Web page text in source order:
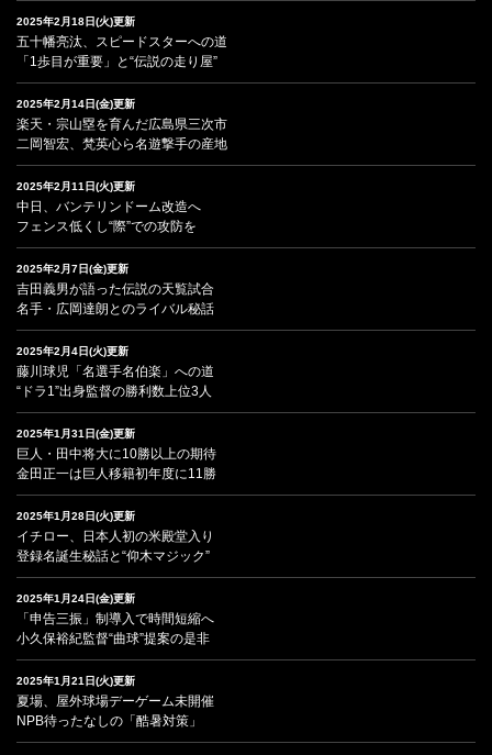
2025年2月18日(火)更新
五十幡亮汰、スピードスターへの道
「1歩目が重要」と“伝説の走り屋”
2025年2月14日(金)更新
楽天・宗山塁を育んだ広島県三次市
二岡智宏、梵英心ら名遊撃手の産地
2025年2月11日(火)更新
中日、バンテリンドーム改造へ
フェンス低くし“際”での攻防を
2025年2月7日(金)更新
吉田義男が語った伝説の天覧試合
名手・広岡達朗とのライバル秘話
2025年2月4日(火)更新
藤川球児「名選手名伯楽」への道
“ドラ1”出身監督の勝利数上位3人
2025年1月31日(金)更新
巨人・田中将大に10勝以上の期待
金田正一は巨人移籍初年度に11勝
2025年1月28日(火)更新
イチロー、日本人初の米殿堂入り
登録名誕生秘話と“仰木マジック”
2025年1月24日(金)更新
「申告三振」制導入で時間短縮へ
小久保裕紀監督“曲球”提案の是非
2025年1月21日(火)更新
夏場、屋外球場デーゲーム未開催
NPB待ったなしの「酷暑対策」